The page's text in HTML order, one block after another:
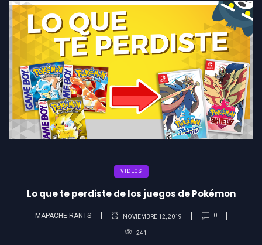
VIDEOS
Lo que te perdiste de los juegos de Pokémon
MAPACHE RANTS NOVIEMBRE 12, 2019 0
241